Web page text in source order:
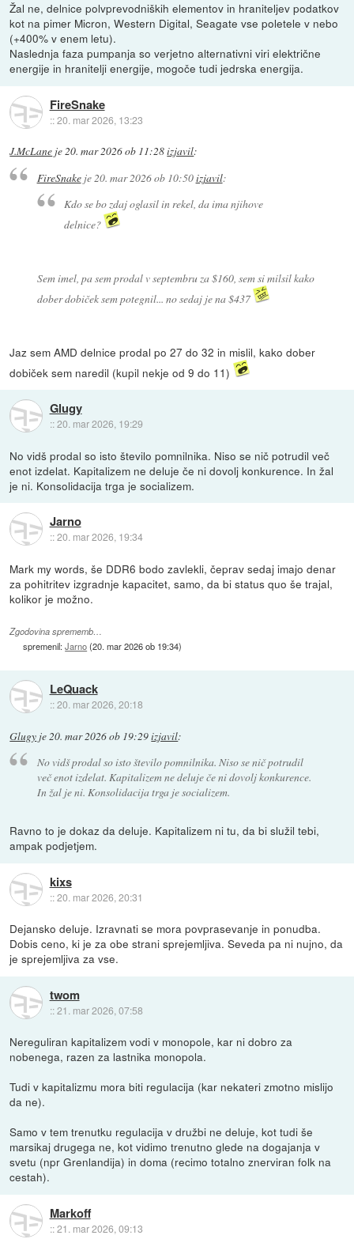
Žal ne, delnice polvprevodniških elementov in hraniteljev podatkov
kot na pimer Micron, Western Digital, Seagate vse poletele v nebo
(+400% v enem letu).
Naslednja faza pumpanja so verjetno alternativni viri električne
energije in hranitelji energije, mogoče tudi jedrska energija.
FireSnake
::20. mar 2026, 13:23
J.McLane je20. mar 2026 ob 11:28izjavil:
FireSnakeje20. mar 2026 ob 10:50izjavil:
Kdo se bo zdaj oglasil in rekel, da ima njihove
delnice?
Sem imel, pa sem prodal v septembru za $160, sem si milsil kako
dober dobiček sem potegnil... no sedaj je na $437
Jaz sem AMD delnice prodal po 27 do 32 in mislil, kako dober
dobiček sem naredil (kupil nekje od 9 do 11)
Glugy
::20. mar 2026, 19:29
No vidš prodal so isto število pomnilnika. Niso se nič potrudil več
enot izdelat. Kapitalizem ne deluje če ni dovolj konkurence. In žal
je ni. Konsolidacija trga je socializem.
Jarno
::20. mar 2026, 19:34
Mark my words, še DDR6 bodo zavlekli, čeprav sedaj imajo denar
za pohitritev izgradnje kapacitet, samo, da bi status quo še trajal,
kolikor je možno.
Zgodovina sprememb…
spremenil:Jarno(20. mar 2026 ob 19:34)
LeQuack
::20. mar 2026, 20:18
Glugy je20. mar 2026 ob 19:29izjavil:
No vidš prodal so isto število pomnilnika. Niso se nič potrudil
več enot izdelat. Kapitalizem ne deluje če ni dovolj konkurence.
In žal je ni. Konsolidacija trga je socializem.
Ravno to je dokaz da deluje. Kapitalizem ni tu, da bi služil tebi,
ampak podjetjem.
kixs
::20. mar 2026, 20:31
Dejansko deluje. Izravnati se mora povprasevanje in ponudba.
Dobis ceno, ki je za obe strani sprejemljiva. Seveda pa ni nujno, da
je sprejemljiva za vse.
twom
::21. mar 2026, 07:58
Nereguliran kapitalizem vodi v monopole, kar ni dobro za
nobenega, razen za lastnika monopola.
Tudi v kapitalizmu mora biti regulacija (kar nekateri zmotno mislijo
da ne).
Samo v tem trenutku regulacija v družbi ne deluje, kot tudi še
marsikaj drugega ne, kot vidimo trenutno glede na dogajanja v
svetu (npr Grenlandija) in doma (recimo totalno znerviran folk na
cestah).
Markoff
::21. mar 2026, 09:13